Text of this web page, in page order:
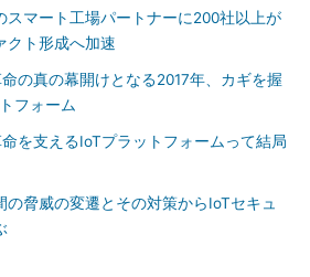
スマート工場パートナーに200社以上が
クト形成へ加速
の真の幕開けとなる2017年、カギを握
フォーム
を支えるIoTプラットフォームって結局
の脅威の変遷とその対策からIoTセキュ